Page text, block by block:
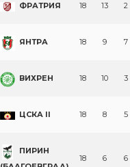
ФРАТРИЯ 18 13 2
ЯНТРА 18 9 7
ВИХРЕН 18 10 3
ЦСКА II 18 8 5
ПИРИН
18 6 6